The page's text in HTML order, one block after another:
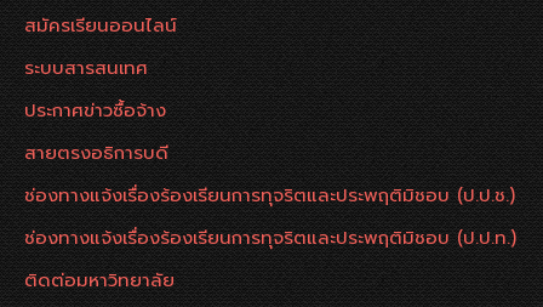
สมัครเรียนออนไลน์
ระบบสารสนเทศ
ประกาศข่าวซื้อจ้าง
สายตรงอธิการบดี
ช่องทางแจ้งเรื่องร้องเรียนการทุจริตและประพฤติมิชอบ (ป.ป.ช.)
ช่องทางแจ้งเรื่องร้องเรียนการทุจริตและประพฤติมิชอบ (ป.ป.ท.)
ติดต่อมหาวิทยาลัย